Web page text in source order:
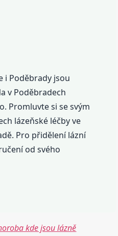
i Poděbrady jsou
v Poděbradech
Promluvte si se svým
lázeňské léčby ve
Pro přidělení lázní
od svého
kde jsou lázně